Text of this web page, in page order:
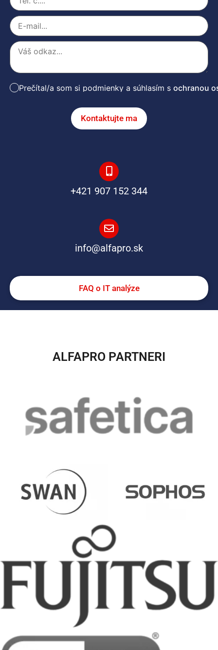
Prečítal/a som si podmienky a súhlasím sochranou
Kontaktujte ma
+421 907 152 344
info@alfapro.sk
FAQ o IT analýze
ALFAPRO PARTNERI​